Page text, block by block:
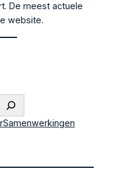
De meest actuele
website.
Samenwerkingen